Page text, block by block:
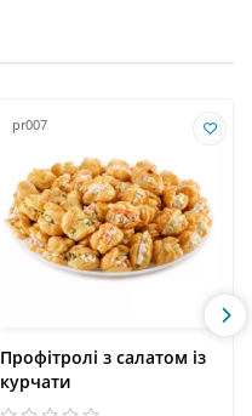
pr007
Профітролі з салатом із
курчати